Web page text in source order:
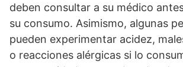
deben consultar a su médico
su consumo. Asimismo, algunas
pueden experimentar acidez,
o reacciones alérgicas si lo